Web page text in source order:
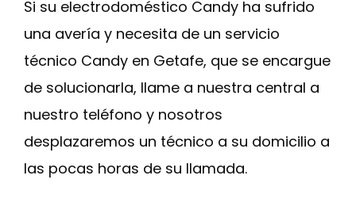
Si su electrodoméstico Candy ha sufrido
una avería y necesita de un servicio
técnico Candy en Getafe, que se encargue
de solucionarla, llame a nuestra central a
nuestro teléfono y nosotros
desplazaremos un técnico a su domicilio a
las pocas horas de su llamada.